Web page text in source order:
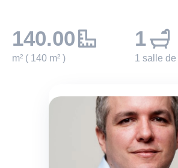
140.00
m² ( 140 m² )
1
1 salle